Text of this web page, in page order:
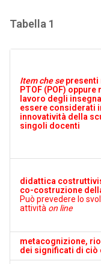
Tabella 1
Item che sepresenti
PTOF (POF) oppure
lavoro degli
essere considerati
innovatività della
singoli docenti
didattica
co-costruzione
Può prevedere lo
attività on line
metacognizione,
dei significati di ciò